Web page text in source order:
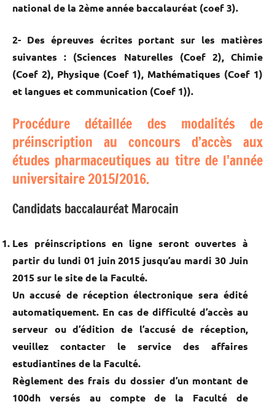
national de la 2ème année baccalauréat (coef 3).
2- Des épreuves écrites portant sur les matières
suivantes : (Sciences Naturelles (Coef 2), Chimie
(Coef 2), Physique (Coef 1), Mathématiques (Coef 1)
et langues et communication (Coef 1)).
Procédure détaillée des modalités de
préinscription au concours d’accès aux
études pharmaceutiques au titre de l’année
universitaire 2015/2016.
Candidats baccalauréat Marocain
Les préinscriptions en ligne seront ouvertes à
partir du lundi 01 juin 2015 jusqu’au mardi 30 Juin
2015 sur le site de la Faculté.
Un accusé de réception électronique sera édité
automatiquement. En cas de difficulté d’accès au
serveur ou d’édition de l’accusé de réception,
veuillez contacter le service des affaires
estudiantines de la Faculté.
Règlement des frais du dossier d’un montant de
100dh versés au compte de la Faculté de